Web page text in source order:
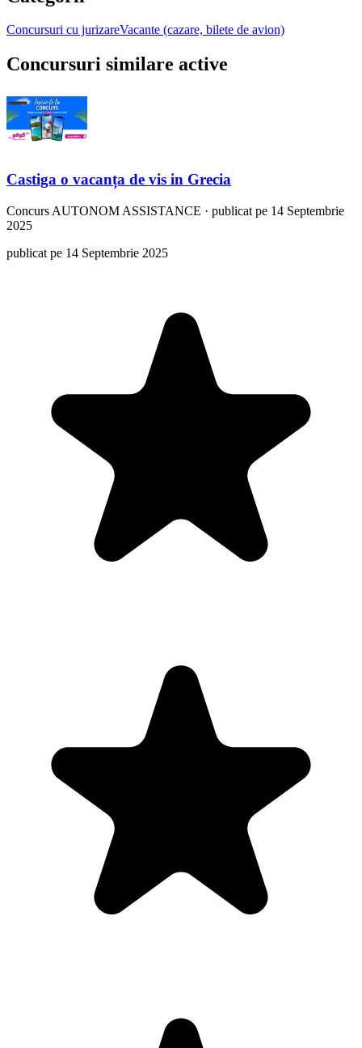
Concursuri cu jurizareVacante (cazare, bilete de avion)
Concursuri similare active
Castiga o vacanța de vis in Grecia
Concurs AUTONOM ASSISTANCE · publicat pe 14 Septembrie
2025
publicat pe 14 Septembrie 2025